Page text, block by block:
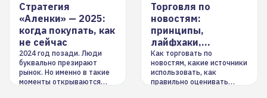
Стратегия
«Аленки» — 2025:
когда покупать, как
не сейчас
2024 год позади. Люди
буквально презирают
рынок. Но именно в такие
моменты открываются
Торговля по
новостям:
принципы,
лайфхаки,
инструменты
Как торговать по
новостям, какие источники
использовать, как
правильно оценивать